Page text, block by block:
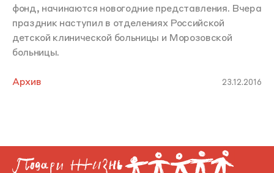
фонд, начинаются новогодние представления. Вчера
праздник наступил в отделениях Российской
детской клинической больницы и Морозовской
больницы.
Архив 23.12.2016